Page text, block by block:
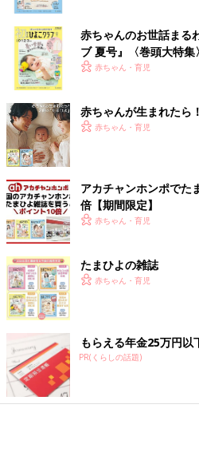
赤ちゃんのお世話まる
ブ 夏号』〈巻頭大特
く！ おっぱい・ミルク
赤ちゃん・育児
赤ちゃんが生まれたら
赤ちゃん・育児
アカチャンホンポでた
倍【期間限定】
赤ちゃん・育児
たまひよの雑誌
赤ちゃん・育児
もらえる年金25万円以
PR(くらしの話題)